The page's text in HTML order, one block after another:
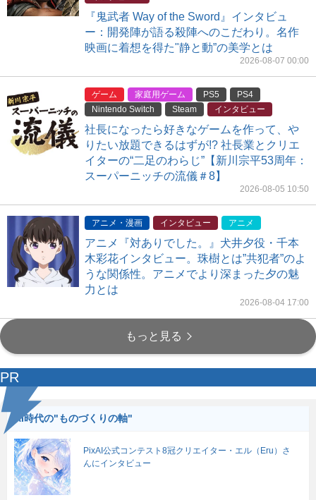
『鬼武者 Way of the Sword』インタビュ
ー：開発陣が語る殺陣へのこだわり。名作
映画に着想を得た"静と動”の美学とは
2026-08-07 00:00
ゲーム 家庭用ゲーム PS5
PS4
Nintendo Switch
Steam インタビュー
社長になったら好きなゲームを作って、や
りたい放題できるはずが!? 社長業とクリエ
イターの“二足のわらじ”【新川宗平53周年：
スーパーニッチの流儀＃8】
2026-08-05 10:50
アニメ・漫画 インタビュー アニメ
アニメ『対ありでした。』犬井夕役・千本
木彩花インタビュー。珠樹とは”共犯者”のよ
うな関係性。アニメでより深まった夕の魅
力とは
2026-08-04 17:00
もっと見る
PR
AI時代の"ものづくりの軸"
PixAI公式コンテスト8冠クリエイター・エル（Eru）さ
んにインタビュー